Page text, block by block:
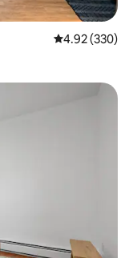
レビュー330
4.92 (330)